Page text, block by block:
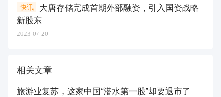
大唐存储完成首期外部融资，引入国资战略
新股东
快讯
2023-07-20
相关文章
旅游业复苏，这家中国“潜水第一股”却要退市了